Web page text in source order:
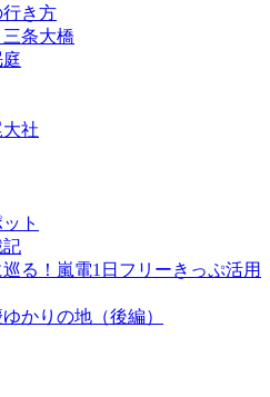
き方
条大橋
社
ト
記
る！嵐電1日フリーきっぷ活用
かりの地（後編）